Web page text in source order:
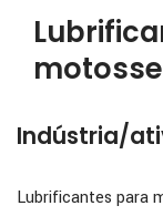
Indústria/
Lubrificantes para